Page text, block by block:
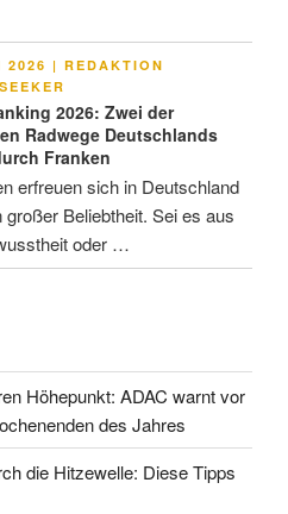
2026 | REDAKTION
2026: Zwei der
Radwege Deutschlands
Franken
erfreuen sich in Deutschland
großer Beliebtheit. Sei es aus
oder …
Höhepunkt: ADAC warnt vor
des Jahres
die Hitzewelle: Diese Tipps